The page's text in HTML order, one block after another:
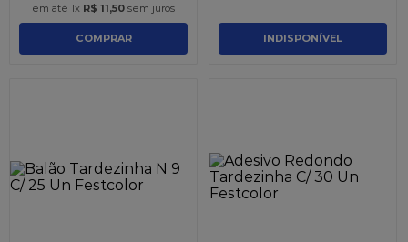
em até 1x R$ 11,50 sem juros
COMPRAR INDISPONÍVEL